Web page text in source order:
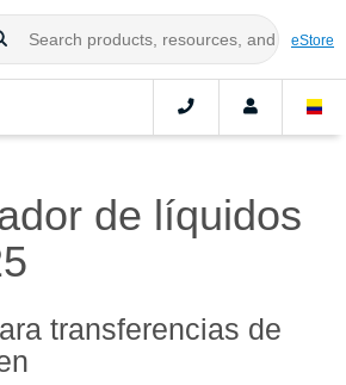
eStore
de líquidos
transferencias de